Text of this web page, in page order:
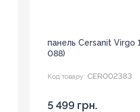
панель Cersanit Virgo
088)
Код товару: CER002383
5 499 грн.